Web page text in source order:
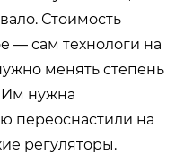
Стоимость
— сам технологи на
менять степень
Им нужна
переоснастили на
регуляторы.